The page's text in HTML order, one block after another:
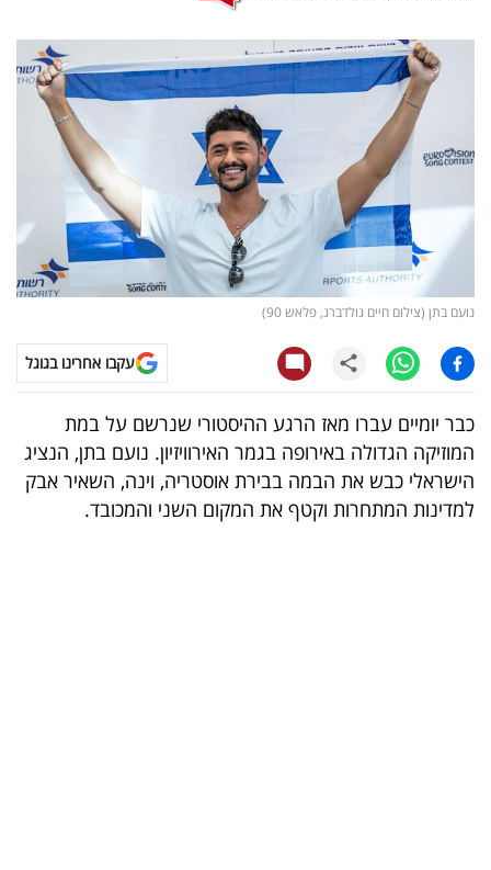
מדדים
ומחקרים
דעות
רכילות
עסקית
קריפטו
ויראלי
טלוויזיה
עסקי
ספורט
נועם בתן (צילום חיים גולדברג, פלאש 90)
עקבו אחרינו בגוגל
כבר יומיים עברו מאז הרגע ההיסטורי שנרשם על במת
המוזיקה הגדולה באירופה בגמר האירוויזיון. נועם בתן, הנציג
הישראלי כבש את הבמה בבירת אוסטריה, וינה, השאיר אבק
למדינות המתחרות וקטף את המקום השני והמכובד.